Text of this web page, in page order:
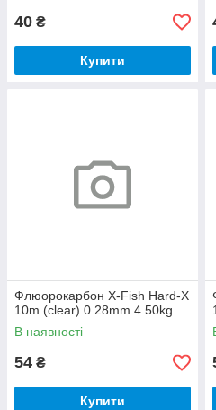
40 ₴
Купити
Флюорокарбон X-Fish Hard-X
10m (clear) 0.28mm 4.50kg
В наявності
54 ₴
Купити